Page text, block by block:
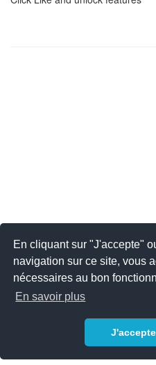
En cliquant sur "J'accepte"
navigation sur ce site, vous
nécessaires au bon
En savoir plus
J'accepte
2026 © JSYS |